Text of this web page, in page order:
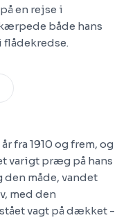
en rejse i
både hans
flådekredse.
fra 1910 og frem, og
varigt præg på hans
måde, vandet
med den
vagt på dækket -